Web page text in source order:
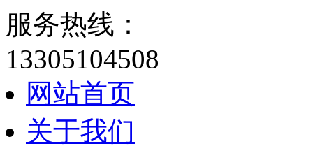
服务热线：
13305104508
网站首页
关于我们